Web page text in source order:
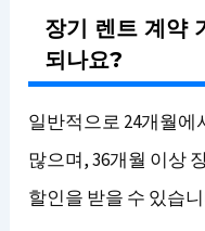
장기 렌트 계약
되나요?
일반적으로 24개월에
많으며, 36개월 이상
할인을 받을 수 있습